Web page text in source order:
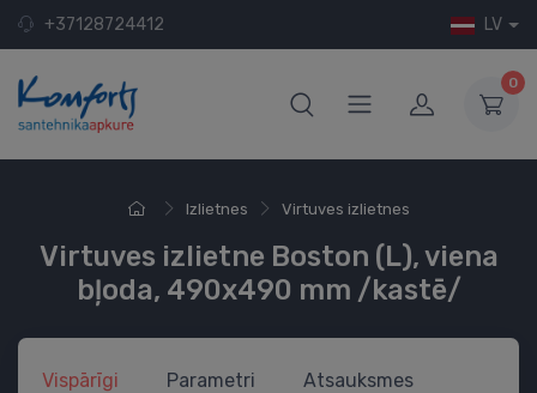
+37128724412 LV
0
Izlietnes Virtuves izlietnes
Virtuves izlietne Boston (L), viena
bļoda, 490x490 mm /kastē/
Vispārīgi Parametri Atsauksmes